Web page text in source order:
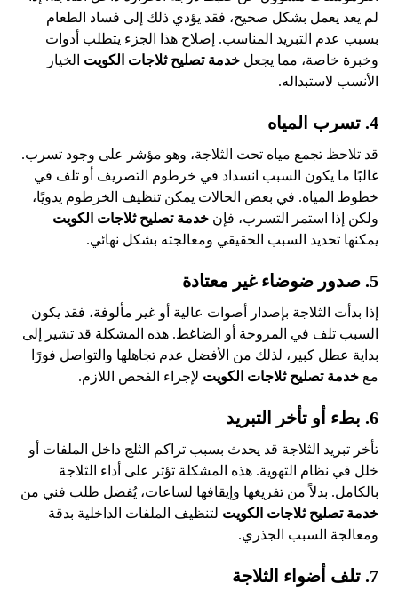
لم يعد يعمل بشكل صحيح، فقد يؤدي ذلك إلى فساد الطعام
بسبب عدم التبريد المناسب. إصلاح هذا الجزء يتطلب أدوات
وخبرة خاصة، مما يجعلخدمة تصليح ثلاجات الكويت الخيار
الأنسب لاستبداله.
4. تسرب المياه
قد تلاحظ تجمع مياه تحت الثلاجة، وهو مؤشر على وجود تسرب.
غالبًا ما يكون السبب انسداد في خرطوم التصريف أو تلف في
خطوط المياه. في بعض الحالات يمكن تنظيف الخرطوم يدويًا،
ولكن إذا استمر التسرب، فإنخدمة تصليح ثلاجات الكويت
يمكنها تحديد السبب الحقيقي ومعالجته بشكل نهائي.
5. صدور ضوضاء غير معتادة
إذا بدأت الثلاجة بإصدار أصوات عالية أو غير مألوفة، فقد يكون
السبب تلف في المروحة أو الضاغط. هذه المشكلة قد تشير إلى
بداية عطل كبير، لذلك من الأفضل عدم تجاهلها والتواصل فورًا
معخدمة تصليح ثلاجات الكويت لإجراء الفحص اللازم.
6. بطء أو تأخر التبريد
تأخر تبريد الثلاجة قد يحدث بسبب تراكم الثلج داخل الملفات أو
خلل في نظام التهوية. هذه المشكلة تؤثر على أداء الثلاجة
بالكامل. بدلاً من تفريغها وإيقافها لساعات، يُفضل طلب فني من
خدمة تصليح ثلاجات الكويت لتنظيف الملفات الداخلية بدقة
ومعالجة السبب الجذري.
7. تلف أضواء الثلاجة